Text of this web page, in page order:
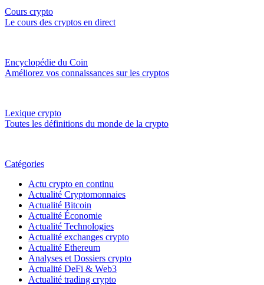
Cours crypto
Le cours des cryptos en direct
Encyclopédie du Coin
Améliorez vos connaissances sur les cryptos
Lexique crypto
Toutes les définitions du monde de la crypto
Catégories
Actu crypto en continu
Actualité Cryptomonnaies
Actualité Bitcoin
Actualité Économie
Actualité Technologies
Actualité exchanges crypto
Actualité Ethereum
Analyses et Dossiers crypto
Actualité DeFi & Web3
Actualité trading crypto